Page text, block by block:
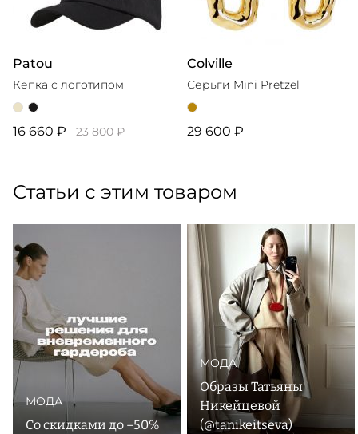
Patou
Кепка с логотипом
16 660 ₽ 23 800 ₽
Colville
Серьги Mini Pretzel
29 600 ₽
Статьи с этим товаром
МОДА
Со скидками до –50%
МОДА
Образы Татьяны
Никейцевой
(@tanikeitseva)